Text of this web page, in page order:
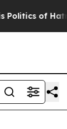
of Hatred”